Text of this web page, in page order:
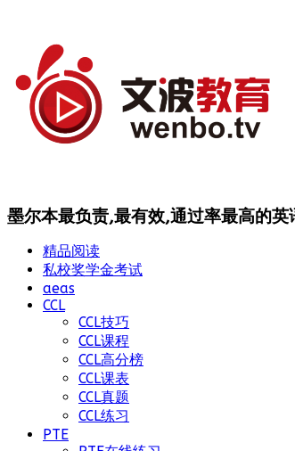
墨尔本最负责,最有效,通过率最高的
精品阅读
私校奖学金考试
aeas
CCL
CCL技巧
CCL课程
CCL高分榜
CCL课表
CCL真题
CCL练习
PTE